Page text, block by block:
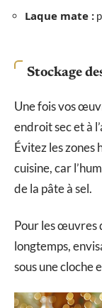
Laque mate :
Stockage
Une fois vos
endroit sec et à
Évitez les zones
cuisine, car
de la pâte à sel.
Pour les œuvres
longtemps,
sous une cloche